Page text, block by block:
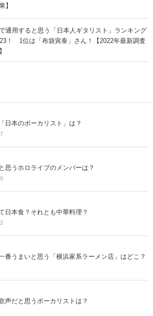
】
通用すると思う「日本人ギタリスト」ランキング
！ 1位は「布袋寅泰」さん！【2022年最新調査
日本のボーカリスト」は？
思うホロライブのメンバーは？
日本食？それとも中華料理？
番うまいと思う「横浜家系ラーメン店」はどこ？
声だと思うボーカリストは？